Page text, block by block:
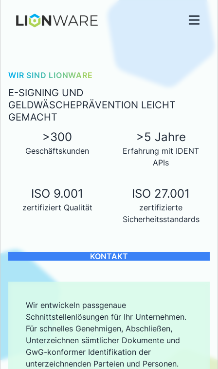
WIR SIND LIONWARE
E-SIGNING UND
GELDWÄSCHEPRÄVENTION LEICHT
GEMACHT
>300
Geschäftskunden
>5 Jahre
Erfahrung mit IDENT
APIs
ISO 9.001
zertifiziert Qualität
ISO 27.001
zertifizierte
Sicherheitsstandards
KONTAKT
Wir entwickeln passgenaue
Schnittstellenlösungen für Ihr Unternehmen.
Für schnelles Genehmigen, Abschließen,
Unterzeichnen sämtlicher Dokumente und
GwG-konformer Identifikation der
unterzeichnenden Parteien und Personen.